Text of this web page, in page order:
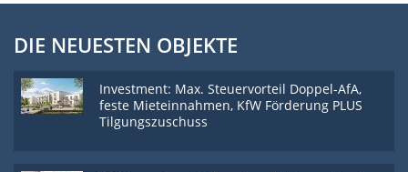
DIE NEUESTEN OBJEKTE
Investment: Max. Steuervorteil Doppel-AfA,
feste Mieteinnahmen, KfW Förderung PLUS
Tilgungszuschuss